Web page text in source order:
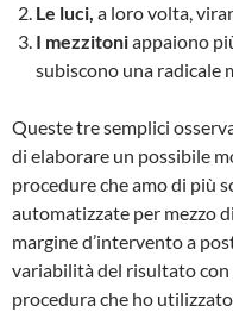
Le luci, a loro volta,
I mezzitoniappaiono
subiscono una radicale
Queste tre semplici
di elaborare un possibile
procedure che amo di più
automatizzate per mezzo
margine d’intervento a
variabilità del risultato con
procedura che ho